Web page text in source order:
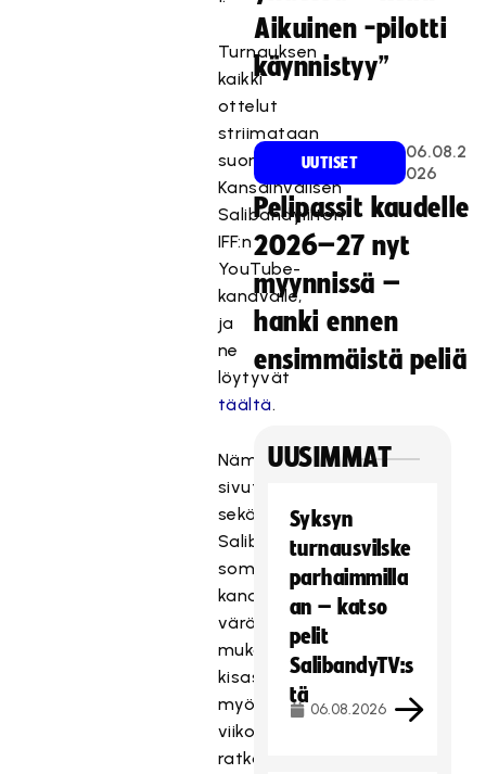
Turnauksen
kaikki
ottelut
striimataan
suorina
Kansainvälisen
Salibandyliiton
IFF:n
YouTube-
kanavalle,
ja
ne
löytyvät
täältä.
Nämä
sivut
sekä
Salibandyliiton
some-
kanavat
värähtelevät
mukana
kisasykkeessä
myös
viikonlopun
ratkaisut,
Aikuinen -pilotti
käynnistyy”
UUTISET
06.08.2
026
Pelipassit kaudelle
2026–27 nyt
myynnissä –
hanki ennen
ensimmäistä peliä
UUSIMMAT
Syksyn
turnausvilske
parhaimmilla
an – katso
pelit
SalibandyTV:s
tä
06.08.2026